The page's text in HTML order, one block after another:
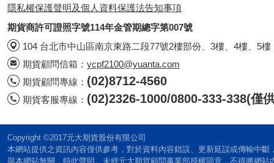
隱私權保護聲明及個人資料保護法告知事項
期貨商許可證照字號114年金管期總字第007號
104 台北市中山區南京東路二段77號2樓部份、3樓、4樓、5樓
期貨顧問信箱： ycpf2100@yuanta.com
期貨顧問專線： (02)8712-4560
期貨客服專線： (02)2326-1000/0800-333-338(僅
Copyright ©2017元大期貨股份有限公司
本網站提供之資訊內容僅供參考，對於資料內容錯誤、更新延誤或傳輸中
與本網站無關，特此聲明。未經元大期貨顧問事業部授權同意，不得將網站